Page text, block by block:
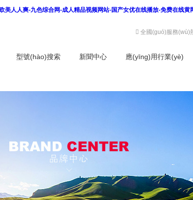
人人爽-九色综合网-成人精品视频网站-国产女优在线播放-免费在线黄
全國(guó)服務(wù)
型號(hào)搜索 新聞中心 應(yīng)用行業(yè)